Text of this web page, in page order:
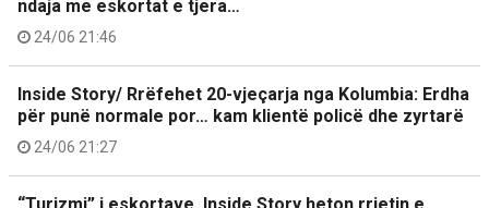
ndaja me eskortat e tjera…
24/06 21:46
Inside Story/ Rrëfehet 20-vjeçarja nga Kolumbia: Erdha
për punë normale por… kam klientë policë dhe zyrtarë
24/06 21:27